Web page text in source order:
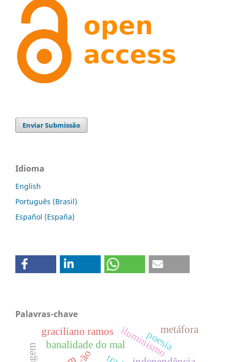
Enviar Submissão
Idioma
English
Português (Brasil)
Español (España)
Palavras-chave
banalidade do maliluminismo
poesiametáfora
graciliano ramos